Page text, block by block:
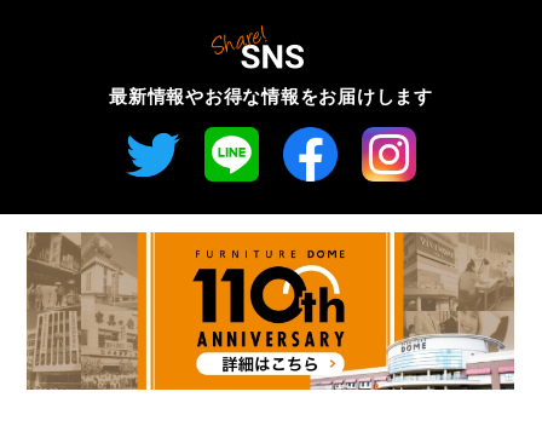
最新情報やお得な情報をお届けします